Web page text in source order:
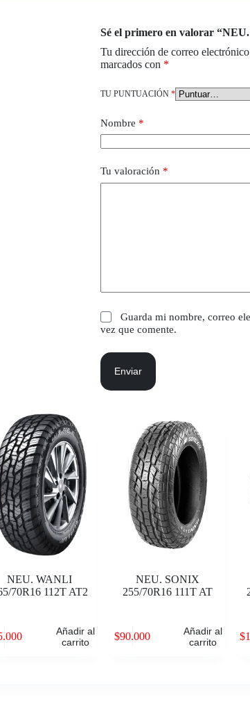
Sé el primero en valorar
Tu dirección de correo
marcados con *
TU PUNTUACIÓN *
Nombre *
Tu valoración *
Guarda mi nombre, correo
vez que comente.
Enviar
NEU. WANLI
70R16 112T AT2
Añadir al
carrito
NEU. SONIX
255/70R16 111T AT
$90.000
Añadir al
carrito
$